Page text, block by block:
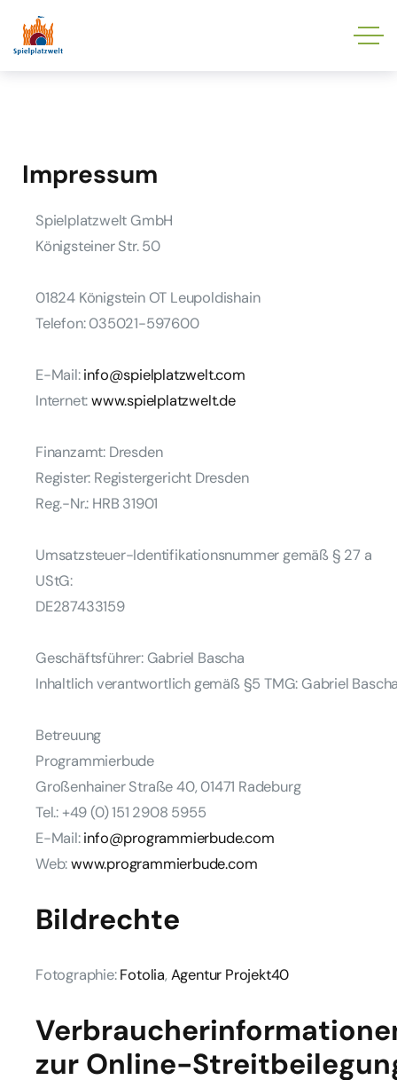
Impressum
Spielplatzwelt GmbH
Königsteiner Str. 50
01824 Königstein OT Leupoldishain
Telefon:035021-597600
E-Mail: info@spielplatzwelt.com
Internet:www.spielplatzwelt.de
Finanzamt: Dresden
Register: Registergericht Dresden
Reg.-Nr.: HRB 31901
Umsatzsteuer-Identifikationsnummer gemäß § 27 a
UStG:
DE287433159
Geschäftsführer: Gabriel Bascha
Inhaltlich verantwortlich gemäß §5 TMG: Gabriel
Betreuung
Programmierbude
Großenhainer Straße 40, 01471 Radeburg
Tel.: +49 (0) 151 2908 5955
E-Mail:info@programmierbude.com
Web:www.programmierbude.com
Bildrechte
Fotographie:Fotolia,Agentur Projekt40
zur Online-